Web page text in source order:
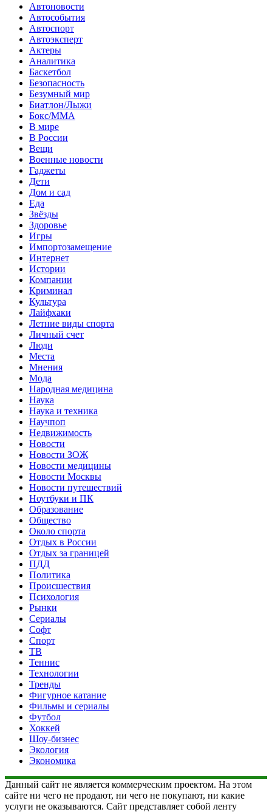
Автоновости
Автособытия
Автоспорт
Автоэксперт
Актеры
Аналитика
Баскетбол
Безопасность
Безумный мир
Биатлон/Лыжи
Бокс/MMA
В мире
В России
Вещи
Военные новости
Гаджеты
Дети
Дом и сад
Еда
Звёзды
Здоровье
Игры
Импортозамещение
Интернет
Истории
Компании
Криминал
Культура
Лайфхаки
Летние виды спорта
Личный счет
Люди
Места
Мнения
Мода
Народная медицина
Наука
Наука и техника
Научпоп
Недвижимость
Новости
Новости ЗОЖ
Новости медицины
Новости Москвы
Новости путешествий
Ноутбуки и ПК
Образование
Общество
Около спорта
Отдых в России
Отдых за границей
ПДД
Политика
Происшествия
Психология
Рынки
Сериалы
Софт
Спорт
ТВ
Теннис
Технологии
Тренды
Фигурное катание
Фильмы и сериалы
Футбол
Хоккей
Шоу-бизнес
Экология
Экономика
Данный сайт не является коммерческим проектом. На этом
сайте ни чего не продают, ни чего не покупают, ни какие
услуги не оказываются. Сайт представляет собой ленту